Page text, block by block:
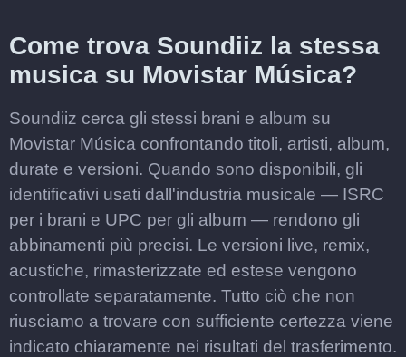
Come trova Soundiiz la stessa
musica su Movistar Música?
Soundiiz cerca gli stessi brani e album su
Movistar Música confrontando titoli, artisti, album,
durate e versioni. Quando sono disponibili, gli
identificativi usati dall'industria musicale — ISRC
per i brani e UPC per gli album — rendono gli
abbinamenti più precisi. Le versioni live, remix,
acustiche, rimasterizzate ed estese vengono
controllate separatamente. Tutto ciò che non
riusciamo a trovare con sufficiente certezza viene
indicato chiaramente nei risultati del trasferimento.